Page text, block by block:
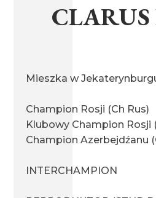
miot J
miot K
miot G
miot H
Mieszka w
Champion Rosji (Ch Rus)
Klubowy Champion Rosji
Champion Azerbejdźanu
INTERCHAMPION